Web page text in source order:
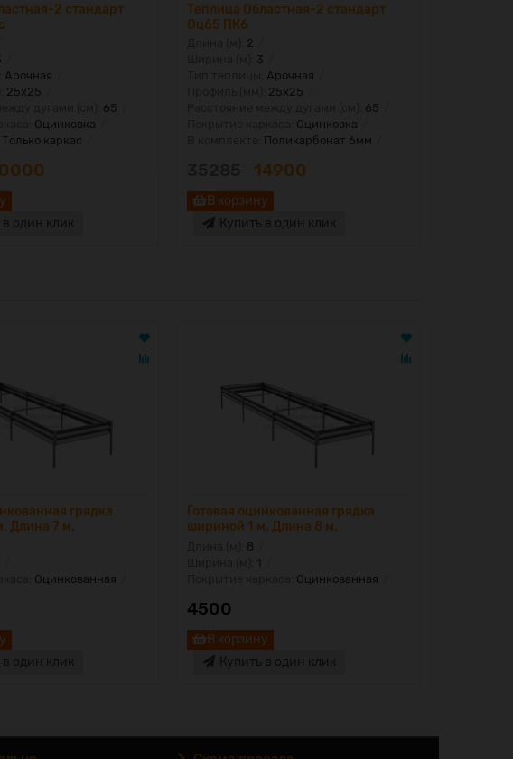
2 стандарт
Арочная
25х25
65
Оцинковка
Только каркас
в один клик
Теплица Областная-2 стандарт
Оц65 ПК6
2
3
Арочная
25х25
65
Оцинковка
Поликарбонат 6мм
14900
В корзину
Купить в один клик
грядка
Длина 7 м.
Оцинкованная
в один клик
Готовая оцинкованная грядка
шириной 1 м. Длина 8 м.
8
1
Оцинкованная
4500
В корзину
Купить в один клик